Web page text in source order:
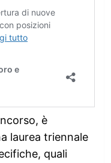
è
laurea triennale
quali